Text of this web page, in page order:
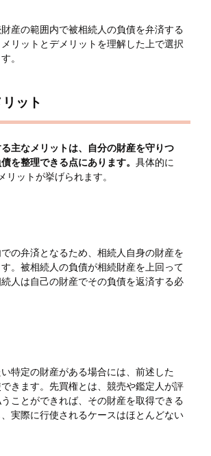
産の範囲内で被相続人の負債を弁済する
リットとデメリットを理解した上で選択
。
ット
主なメリットは、自分の財産を守りつ
を整理できる点にあります。 具体的に
リットが挙げられます。
の弁済となるため、相続人自身の財産を
。被相続人の負債が相続財産を上回って
人は自己の財産でその負債を返済する必
特定の財産がある場合には、前述した
できます。先買権とは、競売や鑑定人が評
ことができれば、その財産を取得できる
実際に行使されるケースはほとんどない